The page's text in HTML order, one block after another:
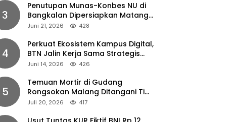
3
Penutupan Munas-Konbes NU di
Bangkalan Dipersiapkan Matang,
Gus Ipul Turun Tangan
Juni 21, 2026 428
4
Perkuat Ekosistem Kampus Digital,
BTN Jalin Kerja Sama Strategis
dengan UNAIR
Juni 14, 2026 426
5
Temuan Mortir di Gudang
Rongsokan Malang Ditangani Tim
Gegana Polda Jatim
Juli 20, 2026 417